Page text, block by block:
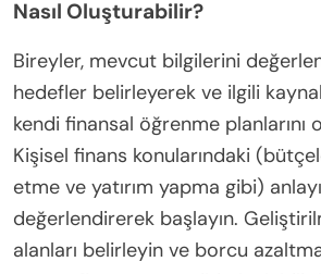
Finansal Eğitimi
En İyi Uygulamalar
Etkili finansal eğitimi uygulamak
uygulamayı artıran pratik
olarak, finansal okuryazarlığı okul